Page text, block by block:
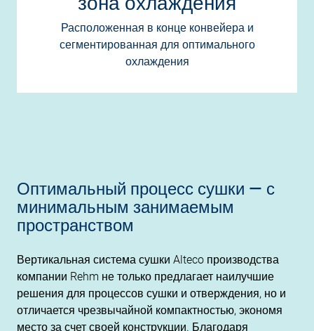
Расположенная в конце конвейера и
сегментированная для оптимального
охлаждения
Оптимальный процесс сушки — с
минимальным занимаемым
пространством
Вертикальная система сушки Alteco производства
компании Rehm не только предлагает наилучшие
решения для процессов сушки и отверждения, но и
отличается чрезвычайной компактностью, экономя
место за счет своей конструкции. Благодаря